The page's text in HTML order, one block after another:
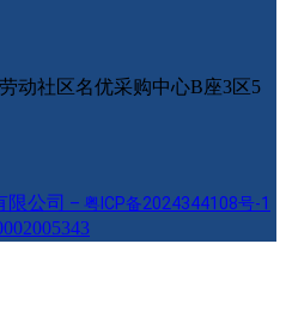
动社区名优采购中心B座3区5
限公司 – 粤ICP备2024344108号-1